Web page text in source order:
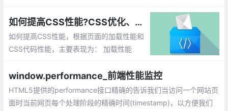
等在css加载完成之后才进行dom的渲染以及执行后面的js语句。
如何提高CSS性能?CSS优化、提高性能提升总汇
如何提高CSS性能，根据页面的加载性能和
CSS代码性能，主要表现为： 加载性能
提高并发方面入手），选择器性能，渲染性
能，可维护性。
window.performance_前端性能监控
HTML5提供的performance接口精确的告诉我们当访问一个网站页
面时当前网页每个处理阶段的精确时间(timestamp)，以方便我们